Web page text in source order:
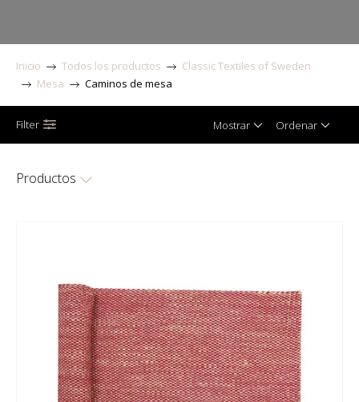
Inicio Todos los productos
Classic Textiles of Sweden
Mesa
Caminos de mesa
Filter Mostrar Ordenar
Productos